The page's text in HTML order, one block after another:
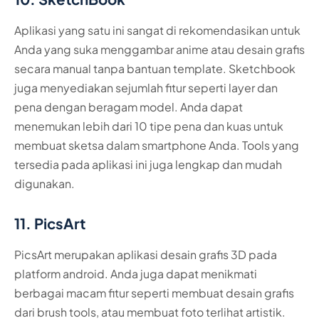
Aplikasi yang satu ini sangat di rekomendasikan untuk
Anda yang suka menggambar anime atau desain grafis
secara manual tanpa bantuan template. Sketchbook
juga menyediakan sejumlah fitur seperti layer dan
pena dengan beragam model. Anda dapat
menemukan lebih dari 10 tipe pena dan kuas untuk
membuat sketsa dalam smartphone Anda. Tools yang
tersedia pada aplikasi ini juga lengkap dan mudah
digunakan.
11. PicsArt
PicsArt merupakan aplikasi desain grafis 3D pada
platform android. Anda juga dapat menikmati
berbagai macam fitur seperti membuat desain grafis
dari brush tools, atau membuat foto terlihat artistik.